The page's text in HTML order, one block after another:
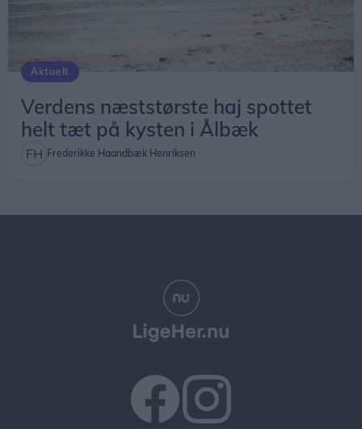
Aktuelt
Verdens næststørste haj spottet
helt tæt på kysten i Ålbæk
Frederikke Haandbæk Henriksen